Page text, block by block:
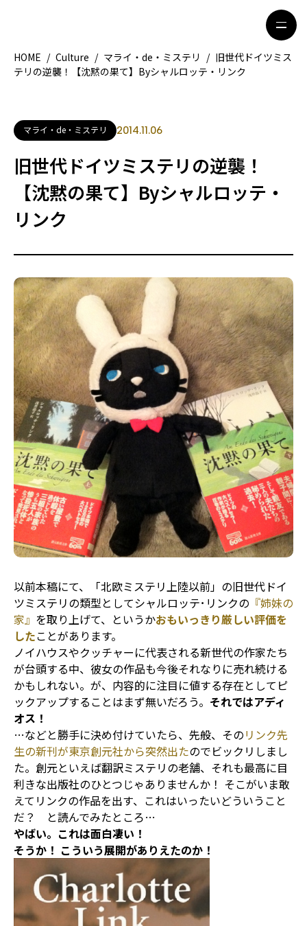
地域別ガイド
観光ガイド
留学＆キャリア
ライフスタイル
ライター募集
HOME / Culture / マライ・de・ミステリ / 旧世代ドイツミス
テリの逆襲！【沈黙の果て】Byシャルロッテ・リンク
マライ・de・ミステリ 2014.11.06
旧世代ドイツミステリの逆襲！
【沈黙の果て】Byシャルロッテ・
リンク
以前本稿にて、「北欧ミステリ上陸以前」の旧世代ドイ
ツミステリの類型としてシャルロッテ･リンクの 『姉妹の
家』 を取り上げて、というかおもいっきり厳しい評価を
したことがあります。
ノイハウスやクッチャーに代表される新世代の作家たち
が台頭する中、彼女の作品も今後それなりに売れ続ける
かもしれない。が、内容的に注目に値する存在としてピ
ックアップすることはまず無いだろう。 それではアディ
オス！
…などと勝手に決め付けていたら、先般、そのリンク先
生の新刊が東京創元社から突然出たのでビックリしまし
た。創元といえば翻訳ミステリの老舗、それも最高に目
利きな出版社のひとつじゃありませんか！ そこがいま敢
えてリンクの作品を出す、これはいったいどういうこと
だ？ と読んでみたところ…
やばい。これは面白凄い！
そうか！ こういう展開がありえたのか！